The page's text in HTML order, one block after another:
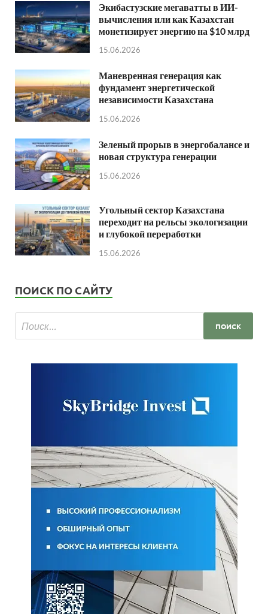
Экибастузские мегаватты в ИИ-
вычисления или как Казахстан
монетизирует энергию на $10 млрд
15.06.2026
Маневренная генерация как
фундамент энергетической
независимости Казахстана
15.06.2026
Зеленый прорыв в энергобалансе и
новая структура генерации
15.06.2026
Угольный сектор Казахстана
переходит на рельсы экологизации
и глубокой переработки
15.06.2026
ПОИСК ПО САЙТУ